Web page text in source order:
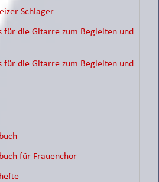
Schlager
für die Gitarre zum Begleiten und
für die Gitarre zum Begleiten und
für Frauenchor